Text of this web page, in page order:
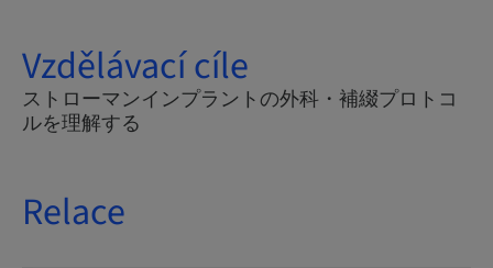
Vzdělávací cíle
ストローマンインプラントの外科・補綴プロトコ
ルを理解する
Relace